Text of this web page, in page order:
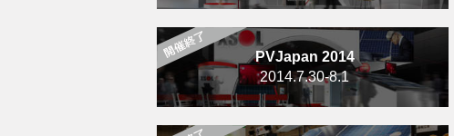
PVJapan 2014
2014.7.30-8.1